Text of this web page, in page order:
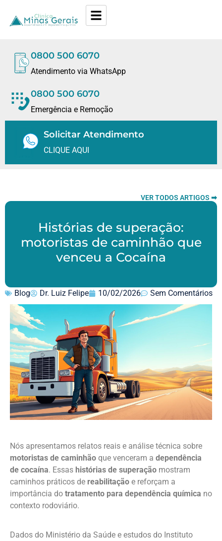
0800 500 6070
Atendimento via WhatsApp
0800 500 6070
Emergência e Remoção
Solicitar Atendimento
CLIQUE AQUI
VER TODOS ARTIGOS ➡
Histórias de superação:
motoristas de caminhão que
venceu a Cocaína
Blog Dr. Luiz Felipe 10/02/2026 Sem Comentários
Nós apresentamos relatos reais e análise técnica sobre
motoristas de caminhão que venceram a dependência
de cocaína. Essas histórias de superação mostram
caminhos práticos de reabilitação e reforçam a
importância do tratamento para dependência química no
contexto rodoviário.
Dados do Ministério da Saúde e estudos do Instituto